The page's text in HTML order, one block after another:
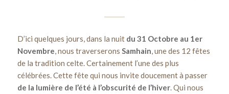
D’ici quelques jours, dans la nuit du 31 Octobre au 1er
Novembre, nous traverserons Samhain, une des 12 fêtes
de la tradition celte. Certainement l’une des plus
célébrées. Cette fête qui nous invite doucement à passer
de la lumière de l’été à l’obscurité de l’hiver. Qui nous